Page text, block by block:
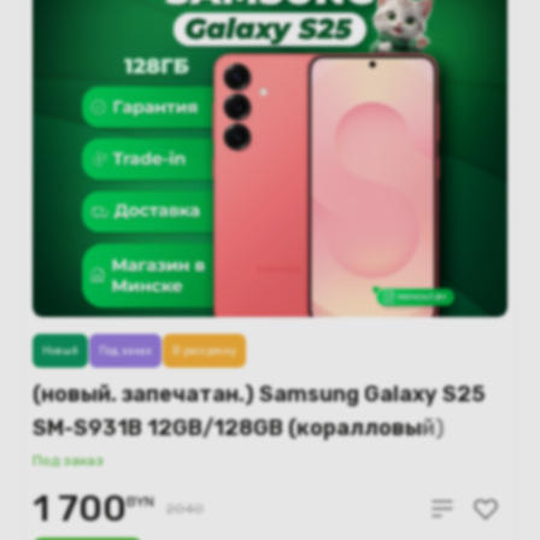
(новый. запечатан.) Samsung Galaxy S25
SM-S931B 12GB/128GB (коралловый)
Под заказ
Новый Под заказ В рассрочку
1 700BYN 2040